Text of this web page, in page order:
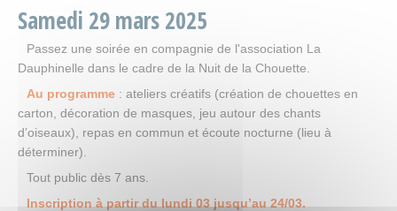
Samedi 29mars2025
Passez une soirée en compagnie de l'association La
Dauphinelle dans le cadre de la Nuit de la Chouette.
Au programme : ateliers créatifs (création de chouettes en
carton, décoration de masques, jeu autour des chants
d’oiseaux), repas en commun et écoute nocturne (lieu à
déterminer).
Tout public dès 7 ans.
Inscription à partir du lundi 03 jusqu’au 24/03.